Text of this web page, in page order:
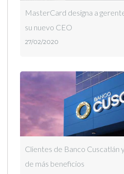
MasterCard designa a
su nuevo CEO
27/02/2020
Clientes de Banco Cuscatlán
de más beneficios